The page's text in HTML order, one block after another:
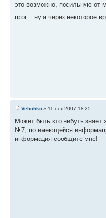
это возможно, посильную от
прог... ну а через некоторое
Velichko » 11 ноя 2007 18:25
Может быть кто нибуть
№7, по имеющейся
информация сообщите мне!